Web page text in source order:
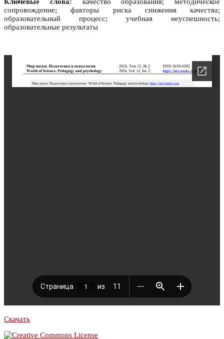
Ключевые слова: качество образования; методическое
сопровождение; факторы риска снижения качества;
образовательный процесс; учебная неуспешность;
образовательные результаты
Скачать